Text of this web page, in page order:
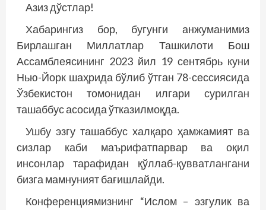
Азиз дўстлар!
Хабарингиз бор, бугунги анжуманимиз
Бирлашган Миллатлар Ташкилоти Бош
Ассамблеясининг 2023 йил 19 сентябрь куни
Нью-Йорк шаҳрида бўлиб ўтган 78-сессиясида
Ўзбекистон томонидан илгари сурилган
ташаббус асосида ўтказилмоқда.
Ушбу эзгу ташаббус халқаро ҳамжамият ва
сизлар каби маърифатпарвар ва оқил
инсонлар тарафидан қўллаб-қувватлангани
бизга мамнуният бағишлайди.
Конференциямизнинг “Ислом – эзгулик ва